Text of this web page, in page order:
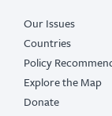
Our Issues
Countries
Policy
Explore the Map
Donate